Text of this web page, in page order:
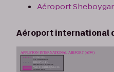
Aéroport
Aéroport international